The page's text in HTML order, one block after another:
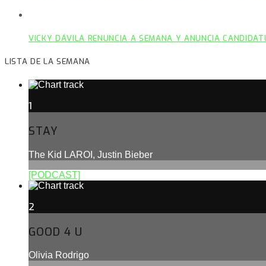
VICKY DÁVILA RENUNCIA A SEMANA Y ANUNCIA
LISTA DE LA SEMANA
1
STAY
The Kid LAROI, Justin Bieber
[PODCAST]
2
GOOD 4 U
Olivia Rodrigo